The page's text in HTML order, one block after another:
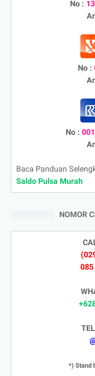
No :
No :
No :
Baca Panduan
Saldo Pulsa Murah
NOMOR
*) Stand